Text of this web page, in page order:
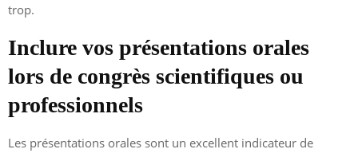
trop.
Inclure vos présentations orales
lors de congrès scientifiques ou
professionnels
Les présentations orales sont un excellent indicateur de